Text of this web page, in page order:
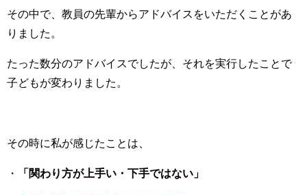
その中で、教員の先輩からアドバイスをいただくことがあ
りました。
たった数分のアドバイスでしたが、それを実行したことで
子どもが変わりました。
その時に私が感じたことは、
・ 「関わり方が上手い・下手ではない」